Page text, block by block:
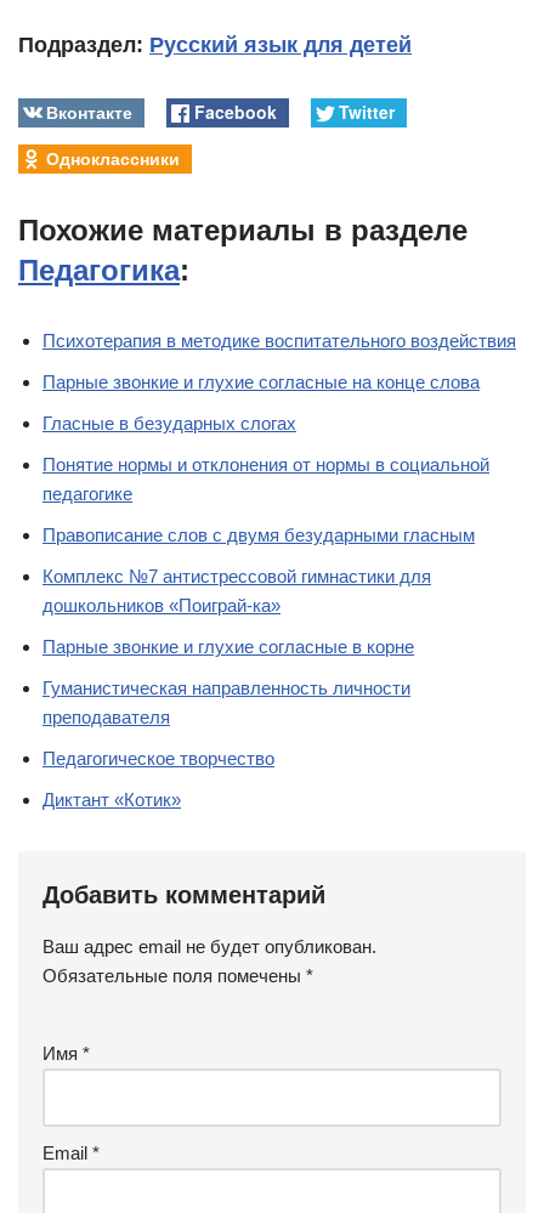
Подраздел: Русский язык для детей
Вконтакте Facebook
Twitter
Одноклассники
Похожие материалы в разделе
Педагогика:
Психотерапия в методике воспитательного воздействия
Парные звонкие и глухие согласные на конце слова
Гласные в безударных слогах
Понятие нормы и отклонения от нормы в социальной
педагогике
Правописание слов с двумя безударными гласным
Комплекс №7 антистрессовой гимнастики для
дошкольников «Поиграй-ка»
Парные звонкие и глухие согласные в корне
Гуманистическая направленность личности
преподавателя
Педагогическое творчество
Диктант «Котик»
Добавить комментарий
Ваш адрес email не будет опубликован.
Обязательные поля помечены *
Имя *
Email *